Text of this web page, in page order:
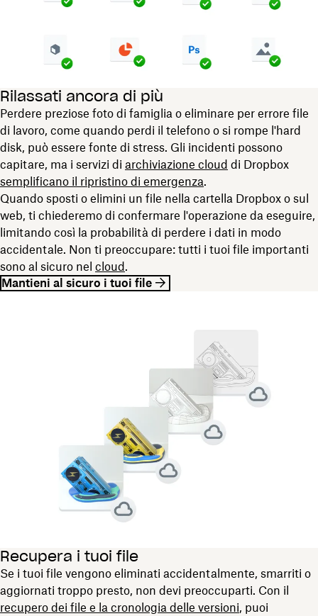
Rilassati ancora di più
Perdere preziose foto di famiglia o eliminare per errore file
di lavoro, come quando perdi il telefono o si rompe l'hard
disk, può essere fonte di stress. Gli incidenti possono
capitare, ma i servizi di archiviazione cloud di Dropbox
semplificano il ripristino di emergenza.
Quando sposti o elimini un file nella cartella Dropbox o sul
web, ti chiederemo di confermare l'operazione da eseguire,
limitando così la probabilità di perdere i dati in modo
accidentale. Non ti preoccupare: tutti i tuoi file importanti
sono al sicuro nel cloud.
Mantieni al sicuro i tuoi file
Recupera i tuoi file
Se i tuoi file vengono eliminati accidentalmente, smarriti o
aggiornati troppo presto, non devi preoccuparti. Con il
recupero dei file e la cronologia delle versioni, puoi